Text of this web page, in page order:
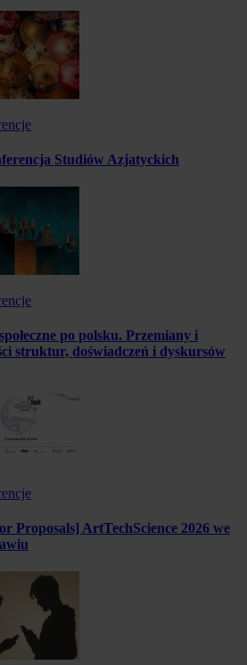
Studiów Azjatyckich
po polsku. Przemiany i
struktur, doświadczeń i dyskursów
Proposals] ArtTechScience 2026 we